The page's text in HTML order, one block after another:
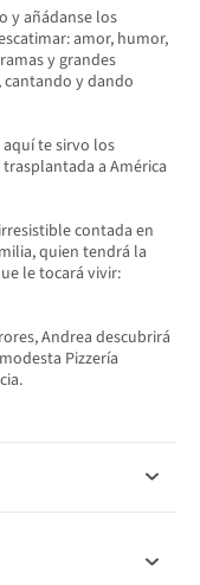
y añádanse los
amor, humor,
y grandes
cantando y dando
te sirvo los
a América
contada en
quien tendrá la
le tocará vivir:
Andrea descubrirá
Pizzería